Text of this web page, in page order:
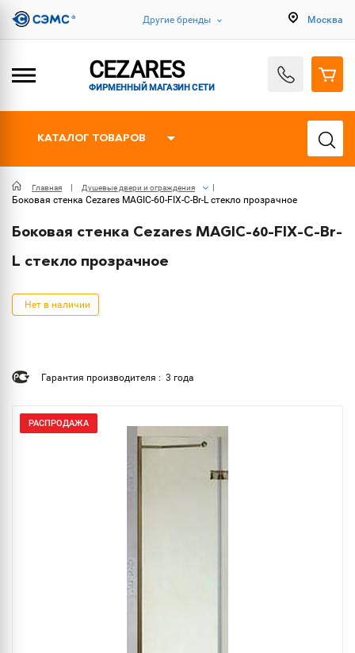
Другие бренды Москва
CEZARES
ФИРМЕННЫЙ МАГАЗИН СЕТИ
КАТАЛОГ ТОВАРОВ
Главная Душевые двери и ограждения
Боковая стенка Cezares MAGIC-60-FIX-C-Br-L стекло прозрачное
Боковая стенка Cezares MAGIC-60-FIX-C-Br-
L стекло прозрачное
Нет в наличии
Гарантия производителя : 3 года
РАСПРОДАЖА